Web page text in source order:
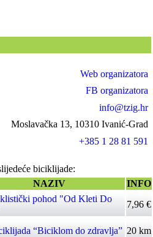
Web organizatora
FB organizatora
info@tzig.hr
Moslavačka 13, 10310 Ivanić-Grad
+385 1 28 81 591
biciklijade:
NAZIV
INFO
pohod "Od Kleti Do
7,96 €
“Biciklom do zdravlja” 20 km